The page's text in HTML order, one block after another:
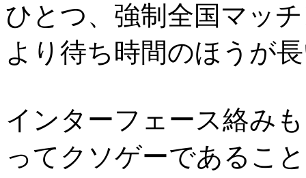
ひとつ、強制全国マッ
より待ち時間のほうが
インターフェース絡み
ってクソゲーであるこ